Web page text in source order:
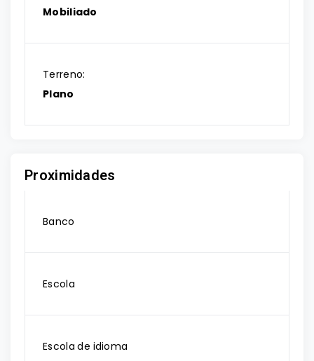
Mobiliado
Terreno:
Plano
Proximidades
Banco
Escola
Escola de idioma